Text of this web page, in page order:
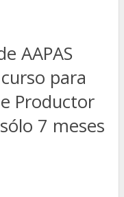
AAPAS
para
Productor
7 meses